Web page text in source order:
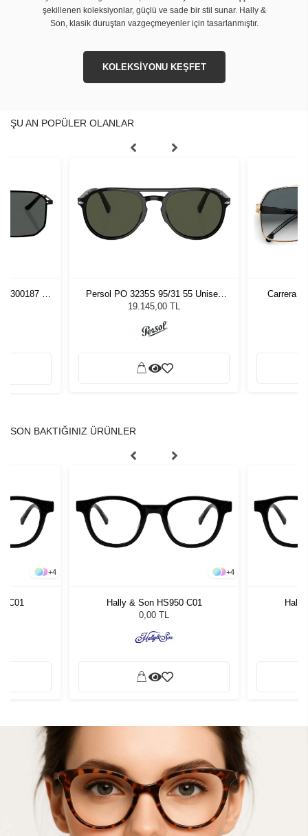
şekillenen koleksiyonlar, güçlü ve sade bir stil sunar. Hally &
Son, klasik duruştan vazgeçmeyenler için tasarlanmıştır.
KOLEKSİYONU KEŞFET
ŞU AN POPÜLER OLANLAR
300187 58
Persol PO 3235S 95/31 55 Unisex
Güneş Gözlüğü
19.145,00 TL
Carrera
SON BAKTIĞINIZ ÜRÜNLER
+4
C01
+4
Hally & Son HS950 C01
0,00 TL
Hally